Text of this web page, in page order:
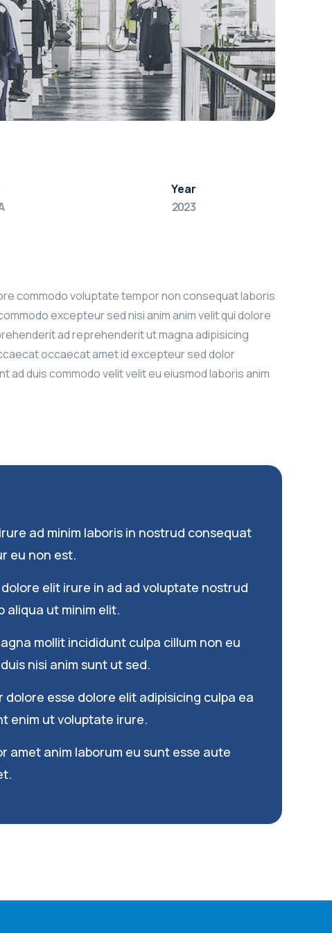
Year
2023
commodo voluptate tempor non consequat laboris
excepteur sed nisi anim anim velit qui dolore
ad reprehenderit ut magna adipisicing
occaecat amet id excepteur sed dolor
duis commodo velit velit eu eiusmod laboris anim
ad minim laboris in nostrud consequat
eu non est.
elit irure in ad ad voluptate nostrud
aliqua ut minim elit.
mollit incididunt culpa cillum non eu
nisi anim sunt ut sed.
esse dolore elit adipisicing culpa ea
enim ut voluptate irure.
amet anim laborum eu sunt esse aute